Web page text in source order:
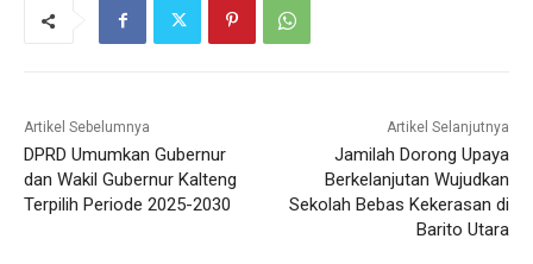
Artikel Sebelumnya
DPRD Umumkan Gubernur
dan Wakil Gubernur Kalteng
Terpilih Periode 2025-2030
Artikel Selanjutnya
Jamilah Dorong Upaya
Berkelanjutan Wujudkan
Sekolah Bebas Kekerasan di
Barito Utara